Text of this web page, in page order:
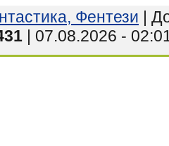
Фентези |
| 07.08.2026 -